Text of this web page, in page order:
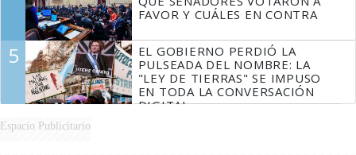
FAVOR Y CUÁLES EN CONTRA
5
EL GOBIERNO PERDIÓ LA
PULSEADA DEL NOMBRE: LA
"LEY DE TIERRAS" SE IMPUSO
EN TODA LA CONVERSACIÓN
DIGITAL
Espacio Publicitario